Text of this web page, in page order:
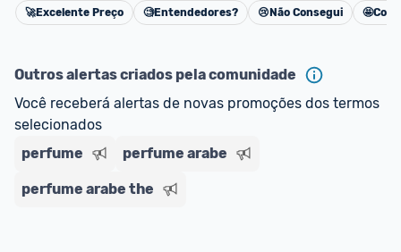
oferta do Promobit, ou de um vendedor Oficial
E lembre-se: você sempre pode contar ajuda da
comunidade para tirar dúvidas ou acionar os
nossos Admins marcando
comentário ou através do Fale com o Promobit.
Cancelar
🚀Excelente Preço 🧐Entendedores? 😢 Não Consegui 🤩
Outros alertas criados pela comunidade
Você receberá alertas de novas promoções dos termos
selecionados
perfume
perfume arabe
perfume arabe the